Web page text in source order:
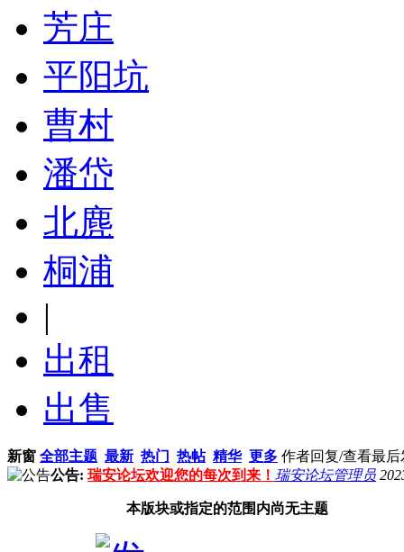
芳庄
平阳坑
曹村
潘岱
北麂
桐浦
|
出租
出售
新窗 全部主题 最新 热门 热帖 精华 更多 作者回复/查看最后
公告: 瑞安论坛欢迎您的每次到来！ 瑞安论坛管理员
本版块或指定的范围内尚无主题